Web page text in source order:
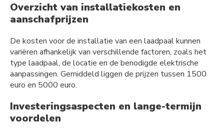
Overzicht van installatiekosten en
aanschafprijzen
De kosten voor de installatie van een laadpaal kunnen
variëren afhankelijk van verschillende factoren, zoals het
type laadpaal, de locatie en de benodigde elektrische
aanpassingen. Gemiddeld liggen de prijzen tussen 1500
euro en 5000 euro.
Investeringsaspecten en lange-termijn
voordelen